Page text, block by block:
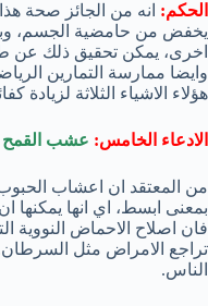
الحكم: انه من الجائز صحة
يخفض من حامضية الجسم،
اخرى، يمكن تحقيق ذلك عن
وايضا ممارسة التمارين
هؤلاء الاشياء الثلاثة لزيادة
الادعاء الخامس: عشب
من المعتقد ان اعشاب الحبوب
بمعنى ابسط، اي انها يمكنها
فان اصلاح الاحماض النووية
تراجع الامراض مثل السرطان.
الناس.